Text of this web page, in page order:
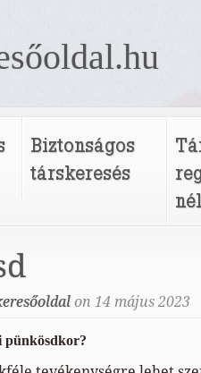
Biztonságos
társkeresés
on 14 május 2023
pünkösdkor?